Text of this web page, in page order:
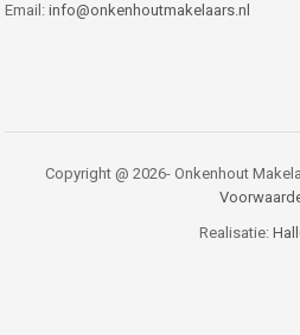
Email: info@onkenhoutmakelaars.nl
Copyright @ 2026- Onkenhout
Realisatie: